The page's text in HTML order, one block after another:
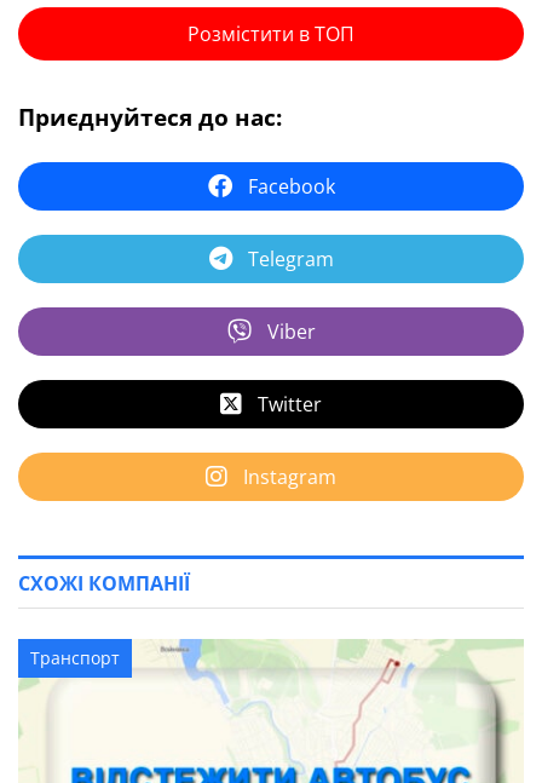
Розмістити в ТОП
Приєднуйтеся до нас:
Facebook
Telegram
Viber
Twitter
Instagram
СХОЖІ КОМПАНІЇ
Транспорт